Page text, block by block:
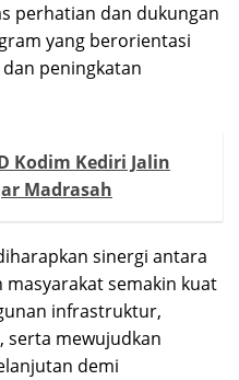
perhatian dan dukungan
yang berorientasi
peningkatan
Kodim Kediri Jalin
Madrasah
sinergi antara
semakin kuat
infrastruktur,
serta mewujudkan
demi